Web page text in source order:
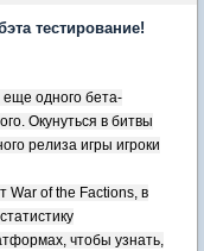
тестирование!
одного бета-
Окунуться в битвы
релиза игры игроки
War of the Factions, в
чтобы узнать,